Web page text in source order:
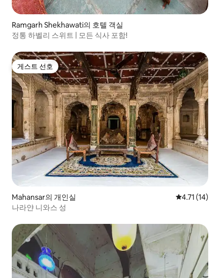
Ramgarh Shekhawati의 호텔 객실
정통 하벨리 스위트 | 모든 식사 포함!
게스트 선호
게스트 선호
Mahansar의 개인실 평점 4.71점
4.71 (14)
나라얀 니와스 성